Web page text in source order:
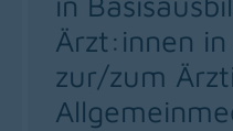
Ärzt:innen in
zur/zum